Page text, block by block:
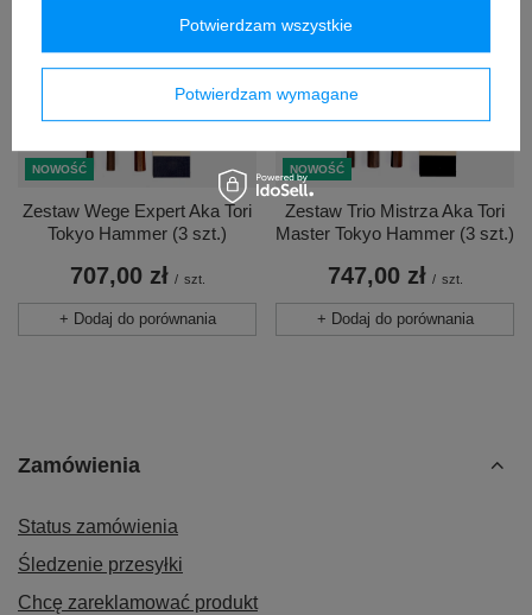
NOWOŚĆ
Zestaw Wege Expert Aka Tori
Tokyo Hammer (3 szt.)
707,00 zł / szt.
+ Dodaj do porównania
NOWOŚĆ
Zestaw Trio Mistrza Aka Tori
Master Tokyo Hammer (3 szt.)
747,00 zł / szt.
+ Dodaj do porównania
Zamówienia
Status zamówienia
Śledzenie przesyłki
Chcę zareklamować produkt
Potwierdzam wymagane
Potwierdzam wszystkie